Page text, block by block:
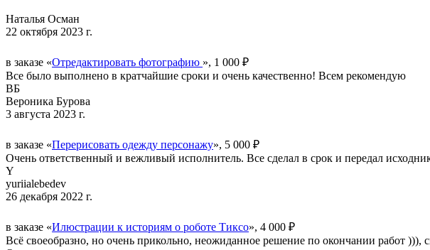
Наталья Осман
22 октября 2023 г.
в заказе «Отредактировать фотографию », 1 000 ₽
Все было выполнено в кратчайшие сроки и очень качественно! Всем рекомендую
ВБ
Вероника Бурова
3 августа 2023 г.
в заказе «Перерисовать одежду персонажу», 5 000 ₽
Очень ответственный и вежливый исполнитель. Все сделал в срок и передал
Y
yuriialebedev
26 декабря 2022 г.
в заказе «Илюстрации к историям о роботе Тиксо», 4 000 ₽
Всё своеобразно, но очень прикольно, неожиданное решение по окончании работ ))),